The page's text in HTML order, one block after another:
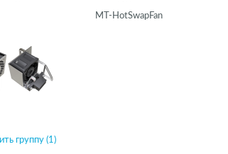
группу (1)
MT-HotSwapFan